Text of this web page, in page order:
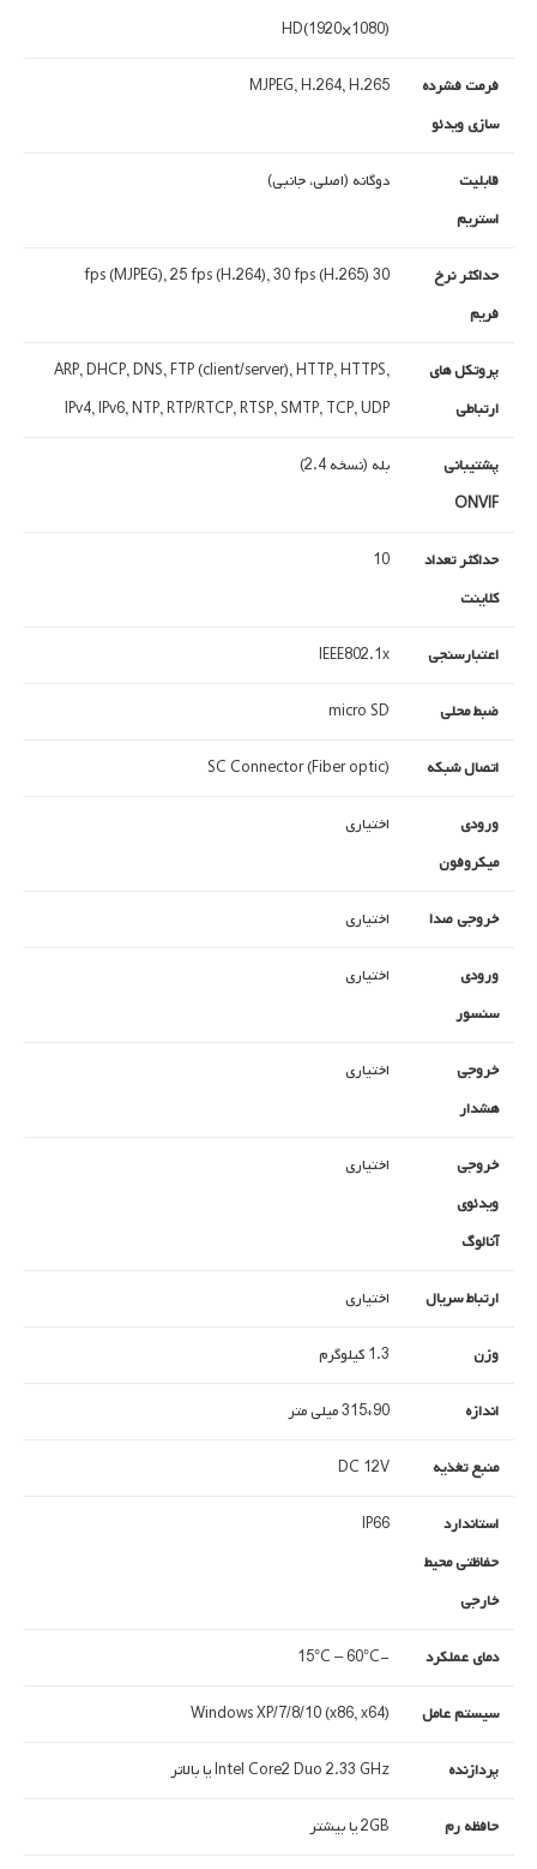
HD(1920×1080)
فرمت فشرده
سازی ویدئو
MJPEG, H.264, H.265
قابلیت
استریم
دوگانه (اصلی، جانبی)
حداکثر نرخ
فریم
30 fps (MJPEG), 25 fps (H.264), 30 fps (H.265)
پروتکل های
ارتباطی
ARP, DHCP, DNS, FTP (client/server), HTTP, HTTPS,
IPv4, IPv6, NTP, RTP/RTCP, RTSP, SMTP, TCP, UDP
پشتیبانی
ONVIF
بله (نسخه 2.4)
حداکثر تعداد
کلاینت
10
اعتبارسنجی IEEE802.1x
ضبط محلی micro SD
اتصال شبکه SC Connector (Fiber optic)
ورودی
میکروفون
اختیاری
خروجی صدا اختیاری
ورودی
سنسور
اختیاری
خروجی
هشدار
اختیاری
خروجی
ویدئوی
آنالوگ
اختیاری
ارتباط سریال اختیاری
وزن 1.3 کیلوگرم
اندازه 90*315 میلی متر
منبع تغذیه DC 12V
استاندارد
حفاظتی محیط
خارجی
IP66
دمای عملکرد -15°C – 60°C
سیستم عامل Windows XP/7/8/10 (x86, x64)
پردازنده Intel Core2 Duo 2.33 GHz یا بالاتر
حافظه رم 2GB یا بیشتر